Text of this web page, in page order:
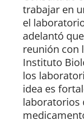
trabajar en
el
adelantó
reunión con
Instituto
los
idea es
laboratorios